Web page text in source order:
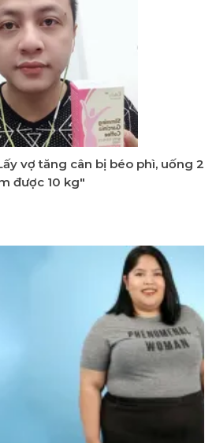
vợ tăng cân bị béo phì, uống 2
được 10 kg"